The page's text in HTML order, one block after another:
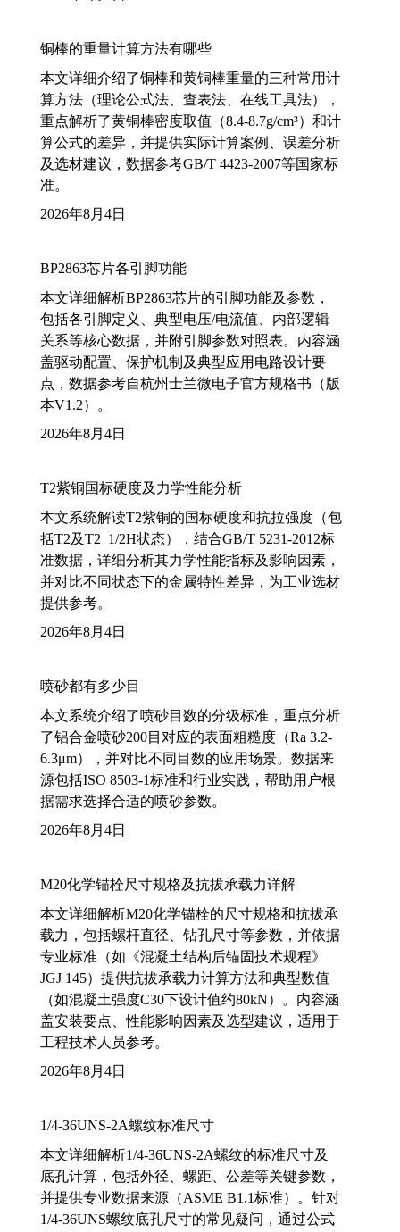
铜棒的重量计算方法有哪些
本文详细介绍了铜棒和黄铜棒重量的三种常用计
算方法（理论公式法、查表法、在线工具法），
重点解析了黄铜棒密度取值（8.4-8.7g/cm³）和计
算公式的差异，并提供实际计算案例、误差分析
及选材建议，数据参考GB/T 4423-2007等国家标
准。
2026年8月4日
BP2863芯片各引脚功能
本文详细解析BP2863芯片的引脚功能及参数，
包括各引脚定义、典型电压/电流值、内部逻辑
关系等核心数据，并附引脚参数对照表。内容涵
盖驱动配置、保护机制及典型应用电路设计要
点，数据参考自杭州士兰微电子官方规格书（版
本V1.2）。
2026年8月4日
T2紫铜国标硬度及力学性能分析
本文系统解读T2紫铜的国标硬度和抗拉强度（包
括T2及T2_1/2H状态），结合GB/T 5231-2012标
准数据，详细分析其力学性能指标及影响因素，
并对比不同状态下的金属特性差异，为工业选材
提供参考。
2026年8月4日
喷砂都有多少目
本文系统介绍了喷砂目数的分级标准，重点分析
了铝合金喷砂200目对应的表面粗糙度（Ra 3.2-
6.3μm），并对比不同目数的应用场景。数据来
源包括ISO 8503-1标准和行业实践，帮助用户根
据需求选择合适的喷砂参数。
2026年8月4日
M20化学锚栓尺寸规格及抗拔承载力详解
本文详细解析M20化学锚栓的尺寸规格和抗拔承
载力，包括螺杆直径、钻孔尺寸等参数，并依据
专业标准（如《混凝土结构后锚固技术规程》
JGJ 145）提供抗拔承载力计算方法和典型数值
（如混凝土强度C30下设计值约80kN）。内容涵
盖安装要点、性能影响因素及选型建议，适用于
工程技术人员参考。
2026年8月4日
1/4-36UNS-2A螺纹标准尺寸
本文详细解析1/4-36UNS-2A螺纹的标准尺寸及
底孔计算，包括外径、螺距、公差等关键参数，
并提供专业数据来源（ASME B1.1标准）。针对
1/4-36UNS螺纹底孔尺寸的常见疑问，通过公式